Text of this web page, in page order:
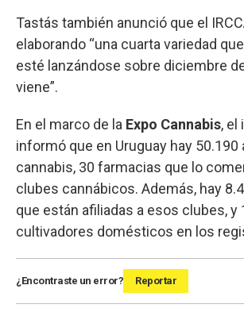
Tastás también anunció que el
elaborando “una cuarta variedad
esté lanzándose sobre diciembre
viene”.
En el marco de la Expo Cannabis, el
informó que en Uruguay hay
cannabis, 30 farmacias que lo
clubes cannábicos. Además, hay
que están afiliadas a esos clubes, y
cultivadores domésticos en los
¿Encontraste un error? Reportar